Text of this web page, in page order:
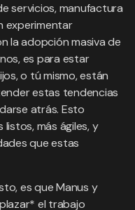
servicios, manufactura
experimentar
la adopción masiva de
es para estar
o tú mismo, están
estas tendencias
atrás. Esto
más ágiles, y
que estas
es que Manus y
el trabajo